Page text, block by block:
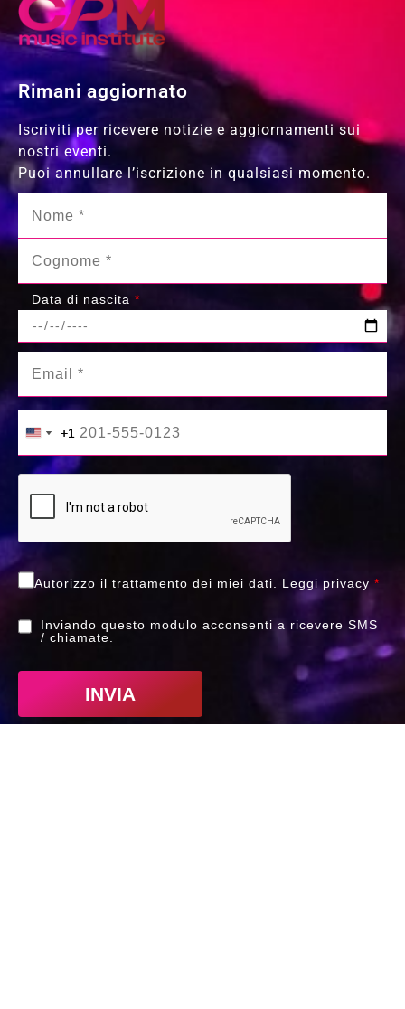
Rimani aggiornato
Iscriviti per ricevere notizie e aggiornamenti sui
nostri eventi.
Puoi annullare l’iscrizione in qualsiasi momento.
Data di nascita *
United States +1
+1
United States +1
+1
Autorizzo il trattamento dei miei dati. Leggi privacy *
Inviando questo modulo acconsenti a ricevere SMS
/ chiamate.
INVIA